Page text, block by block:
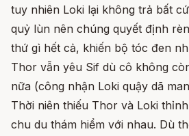
tuy nhiên Loki lại không trả bất
quỷ lùn nên chúng quyết định
thứ gì hết cả, khiến bộ tóc đen
Thor vẫn yêu Sif dù cô không
nữa (công nhận Loki quậy dã
Thời niên thiếu Thor và Loki
chu du thám hiểm với nhau. Dù